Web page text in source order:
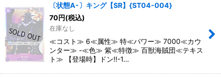
〔状態A-〕キング【SR】{ST04-004}
70円(税込)
在庫なし
≪コスト≫ 6≪属性≫ 特≪パワー≫ 7000≪カウ
ンター≫ -≪色≫ 紫≪特徴≫ 百獣海賊団≪テキス
ト≫ 【登場時】ドン!!-1…